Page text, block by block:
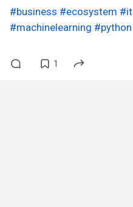
#business #ecosystem #it
#machinelearning #python
1